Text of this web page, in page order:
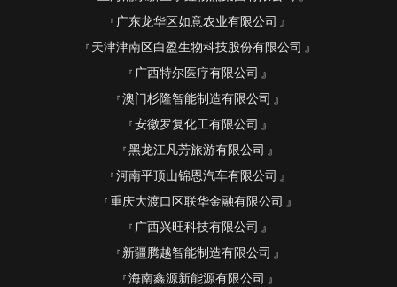
广东龙华区如意农业有限公司
天津津南区白盈生物科技股份有限公司
广西特尔医疗有限公司
澳门杉隆智能制造有限公司
安徽罗复化工有限公司
黑龙江凡芳旅游有限公司
河南平顶山锦恩汽车有限公司
重庆大渡口区联华金融有限公司
广西兴旺科技有限公司
新疆腾越智能制造有限公司
海南鑫源新能源有限公司